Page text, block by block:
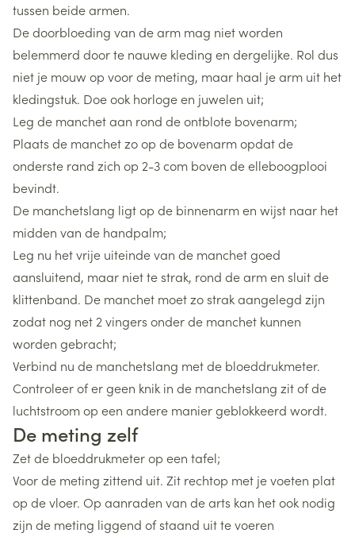
tussen beide armen.
De doorbloeding van de arm mag niet worden
belemmerd door te nauwe kleding en dergelijke. Rol dus
niet je mouw op voor de meting, maar haal je arm uit het
kledingstuk. Doe ook horloge en juwelen uit;
Leg de manchet aan rond de ontblote bovenarm;
Plaats de manchet zo op de bovenarm opdat de
onderste rand zich op 2-3 com boven de elleboogplooi
bevindt.
De manchetslang ligt op de binnenarm en wijst naar het
midden van de handpalm;
Leg nu het vrije uiteinde van de manchet goed
aansluitend, maar niet te strak, rond de arm en sluit de
klittenband. De manchet moet zo strak aangelegd zijn
zodat nog net 2 vingers onder de manchet kunnen
worden gebracht;
Verbind nu de manchetslang met de bloeddrukmeter.
Controleer of er geen knik in de manchetslang zit of de
luchtstroom op een andere manier geblokkeerd wordt.
De meting zelf
Zet de bloeddrukmeter op een tafel;
Voor de meting zittend uit. Zit rechtop met je voeten plat
op de vloer. Op aanraden van de arts kan het ook nodig
zijn de meting liggend of staand uit te voeren